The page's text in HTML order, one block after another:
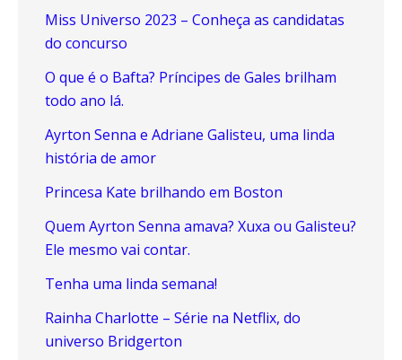
Miss Universo 2023 – Conheça as candidatas
do concurso
O que é o Bafta? Príncipes de Gales brilham
todo ano lá.
Ayrton Senna e Adriane Galisteu, uma linda
história de amor
Princesa Kate brilhando em Boston
Quem Ayrton Senna amava? Xuxa ou Galisteu?
Ele mesmo vai contar.
Tenha uma linda semana!
Rainha Charlotte – Série na Netflix, do
universo Bridgerton